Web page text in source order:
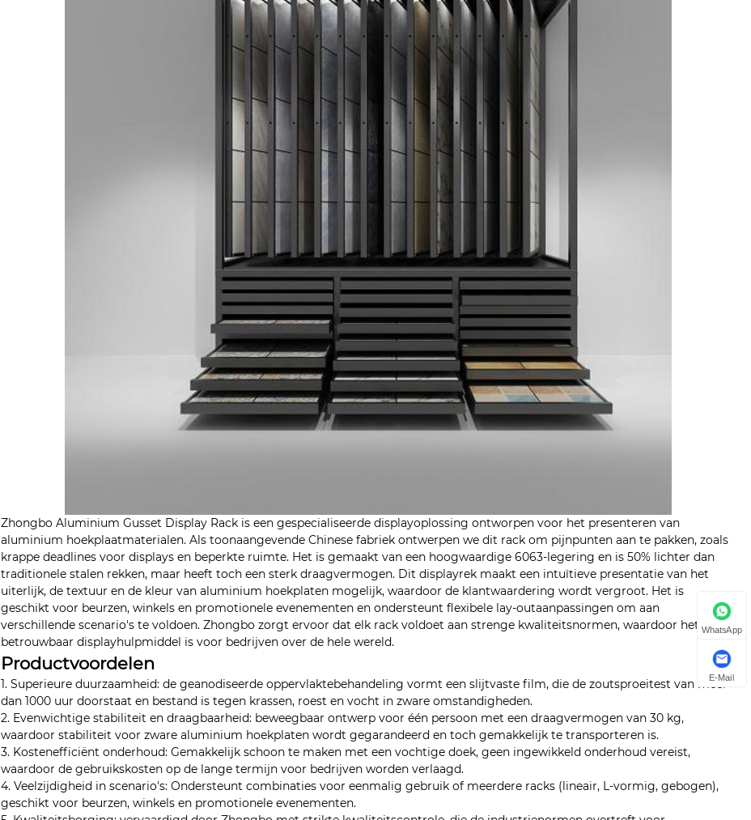
Zhongbo Aluminium Gusset Display Rack is een gespecialiseerde displayoplossing ontworpen voor het presenteren van
aluminium hoekplaatmaterialen. Als toonaangevende Chinese fabriek ontwerpen we dit rack om pijnpunten aan te pakken, zoals
krappe deadlines voor displays en beperkte ruimte. Het is gemaakt van een hoogwaardige 6063-legering en is 50% lichter dan
traditionele stalen rekken, maar heeft toch een sterk draagvermogen. Dit displayrek maakt een intuïtieve presentatie van het
uiterlijk, de textuur en de kleur van aluminium hoekplaten mogelijk, waardoor de klantwaardering wordt vergroot. Het is
geschikt voor beurzen, winkels en promotionele evenementen en ondersteunt flexibele lay-outaanpassingen om aan
verschillende scenario's te voldoen. Zhongbo zorgt ervoor dat elk rack voldoet aan strenge kwaliteitsnormen, waardoor het een
betrouwbaar displayhulpmiddel is voor bedrijven over de hele wereld.
Productvoordelen
1. Superieure duurzaamheid: de geanodiseerde oppervlaktebehandeling vormt een slijtvaste film, die de zoutsproeitest van meer
dan 1000 uur doorstaat en bestand is tegen krassen, roest en vocht in zware omstandigheden.
2. Evenwichtige stabiliteit en draagbaarheid: beweegbaar ontwerp voor één persoon met een draagvermogen van 30 kg,
waardoor stabiliteit voor zware aluminium hoekplaten wordt gegarandeerd en toch gemakkelijk te transporteren is.
3. Kostenefficiënt onderhoud: Gemakkelijk schoon te maken met een vochtige doek, geen ingewikkeld onderhoud vereist,
waardoor de gebruikskosten op de lange termijn voor bedrijven worden verlaagd.
4. Veelzijdigheid in scenario's: Ondersteunt combinaties voor eenmalig gebruik of meerdere racks (lineair, L-vormig, gebogen),
geschikt voor beurzen, winkels en promotionele evenementen.
WhatsApp
E-Mail